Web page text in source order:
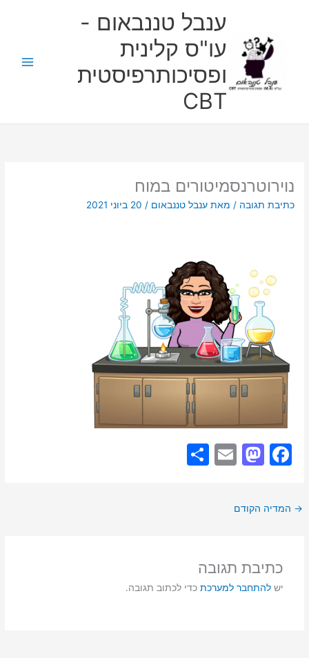
ענבל טננבאום -
עו"ס קלינית
ופסיכותרפיסטית
CBT
נוירוטרנסמיטורים במוח
כתיבת תגובה / מאתענבל טננבאום/ 20 ביוני 2021
F
e
o
o
M
o
o
n
E
→ המדיה הקודם
כתיבת תגובה
יש להתחבר למערכתכדי לכתוב תגובה.